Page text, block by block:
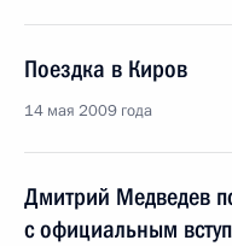
Поездка в Киров
14 мая 2009 года
Дмитрий Медведев
с официальным